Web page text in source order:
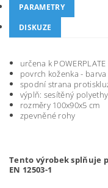
PARAMETRY
DISKUZE
určena k
povrch koženka -
spodní strana
výplň: sesítěný
rozměry 100x90x5 cm
zpevněné rohy
Tento výrobek splňuje
EN 12503-1